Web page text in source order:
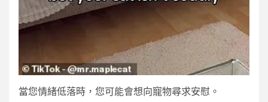
當您情緒低落時，您可能會想向寵物尋求安慰。